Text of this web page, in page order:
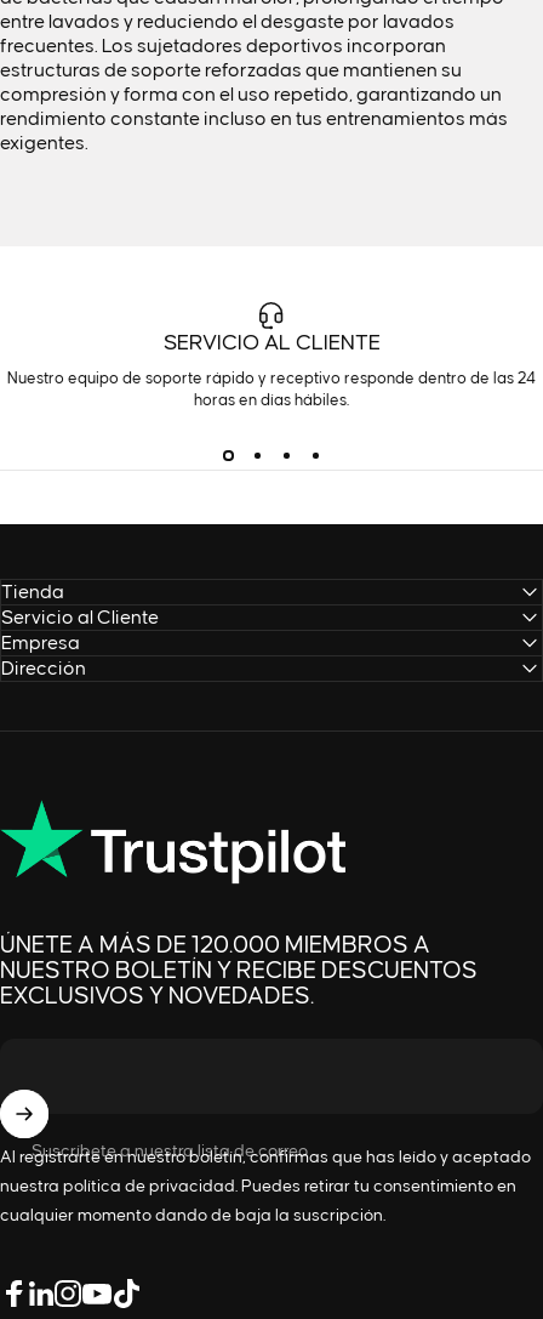
entre lavados y reduciendo el desgaste por lavados
frecuentes. Los sujetadores deportivos incorporan
estructuras de soporte reforzadas que mantienen su
compresión y forma con el uso repetido, garantizando un
rendimiento constante incluso en tus entrenamientos más
exigentes.
SERVICIO AL CLIENTE
Nuestro equipo de soporte rápido y receptivo responde dentro de las 24
horas en días hábiles.
Tienda
Servicio al Cliente
Empresa
Dirección
ÚNETE A MÁS DE 120.000 MIEMBROS A
NUESTRO BOLETÍN Y RECIBE DESCUENTOS
EXCLUSIVOS Y NOVEDADES.
Suscríbete a nuestra lista de correo
Al registrarte en nuestro boletín, confirmas que has leído y aceptado
nuestra política de privacidad. Puedes retirar tu consentimiento en
cualquier momento dando de baja la suscripción.